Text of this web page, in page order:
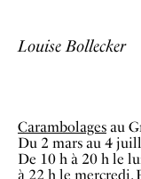
Louise Bollecker
Carambolages au
Du 2 mars au 4
De 10 h à 20 h le
à 22 h le mercredi.